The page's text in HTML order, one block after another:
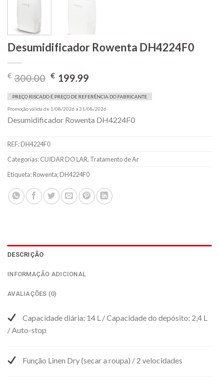
Desumidificador Rowenta DH4224F0
€ 300.00 O
original
era:
€300.00.
€ 199.99
atual
é:
€199.99.
PREÇO RISCADO É PREÇO DE REFERÊNCIA DO FABRICANTE
Promoção válida de 1/08/2026 a 31/08/2026
Desumidificador Rowenta DH4224F0
REF:DH4224F0
Categorias:CUIDAR DO LAR, Tratamento de Ar
Etiqueta:Rowenta; DH4224F0
DESCRIÇÃO
INFORMAÇÃO ADICIONAL
AVALIAÇÕES (0)
Capacidade diária: 14 L / Capacidade do depósito: 2,4 L
/ Auto-stop
Função Linen Dry (secar a roupa) / 2 velocidades